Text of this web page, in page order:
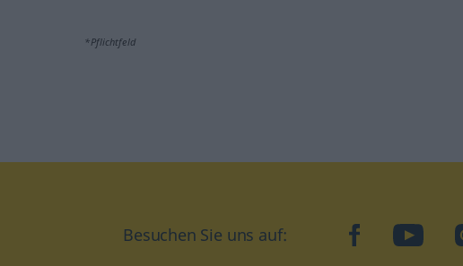
*Pflichtfeld
Besuchen Sie uns auf: facebookYouTube